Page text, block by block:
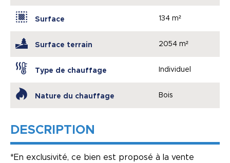
Surface 134 m²
Surface terrain 2054 m²
Type de chauffage Individuel
Nature du chauffage Bois
DESCRIPTION
*En exclusivité, ce bien est proposé à la vente